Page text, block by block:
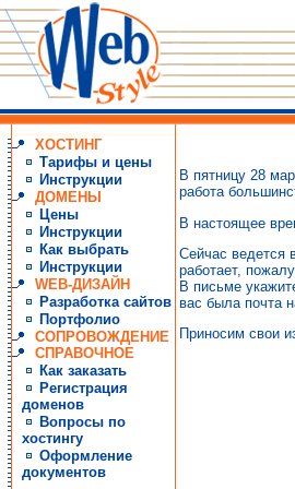
ХОСТИНГ
Тарифы и цены
Инструкции
ДОМЕНЫ
Цены
Инструкции
Как выбрать
Инструкции
WEB-ДИЗАЙН
Разработка сайтов
Портфолио
СОПРОВОЖДЕНИЕ
СПРАВОЧНОЕ
Как заказать
Регистрация
доменов
Вопросы по
хостингу
Оформление
документов
В пятницу 28
работа
В настоящее
Сейчас ведется
работает,
В письме
вас была почта
Приносим свои